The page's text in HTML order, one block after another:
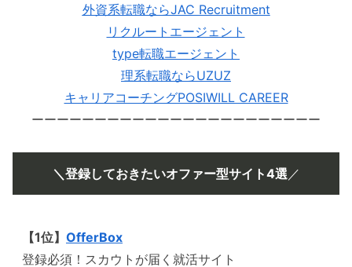
外資系転職ならJAC Recruitment
リクルートエージェント
type転職エージェント
理系転職ならUZUZ
キャリアコーチングPOSIWILL CAREER
ーーーーーーーーーーーーーーーーーーーーーーー
＼登録しておきたいオファー型サイト4選／
【1位】 OfferBox
登録必須！スカウトが届く就活サイト